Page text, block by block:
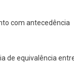
com antecedência
de equivalência